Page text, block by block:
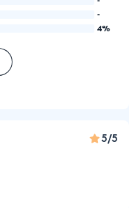
-
4%
5/5